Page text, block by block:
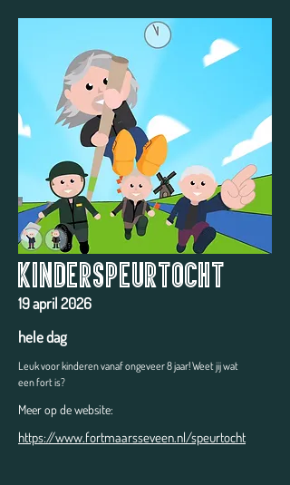
Kinderspeurtocht
19 april 2026
hele dag
Leuk voor kinderen vanaf ongeveer 8 jaar! Weet jij wat
een fort is?
Meer op de website:
https://www.fortmaarsseveen.nl/speurtocht